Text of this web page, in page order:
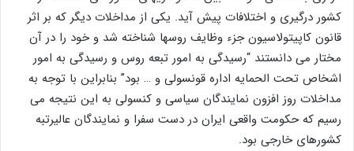
کشور درگیری و اختلافات پیش آید. یکی از مداخلات دیگر که بر اثر
قانون کاپیتولاسیون جزء وظایف روسها شناخته شد و خود را در آن
مختار می دانستند “رسیدگی به امور تبعه روس و رسیدگی به امور
اشخاص تحت الحمایه اداره قونسولی و … بود” بنابراین با توجه به
مداخلات روز افزون نمایندگان سیاسی و کنسولی به این نتیجه می
رسیم که حکومت واقعی ایران در دست سفرا و نمایندگان عالیرتبه
کشورهای خارجی بود.